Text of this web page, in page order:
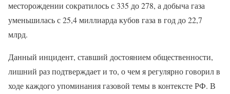
месторождении сократилось с 335 до 278, а добыча газа
уменьшилась с 25,4 миллиарда кубов газа в год до 22,7
млрд.
Данный инцидент, ставший достоянием общественности,
лишний раз подтверждает и то, о чем я регулярно говорил в
ходе каждого упоминания газовой темы в контексте РФ. В